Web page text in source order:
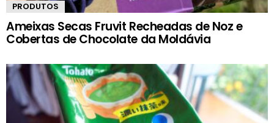
PRODUTOS
Ameixas Secas Fruvit Recheadas de Noz e
Cobertas de Chocolate da Moldávia